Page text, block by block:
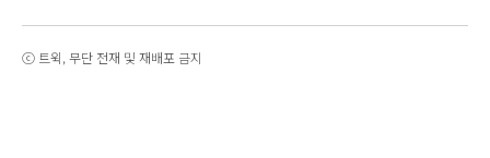
ⓒ 트윅, 무단 전재 및 재배포 금지